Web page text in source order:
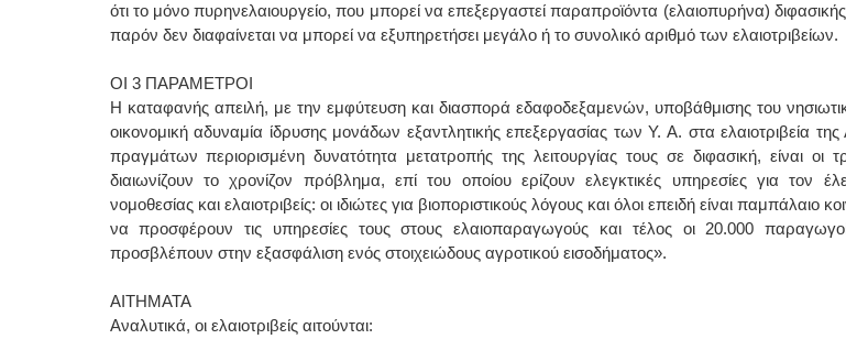
ότι το μόνο πυρηνελαιουργείο, που μπορεί να επεξεργαστεί παραπροϊόντα (ελαιοπυρήνα)
παρόν δεν διαφαίνεται να μπορεί να εξυπηρετήσει μεγάλο ή το συνολικό αριθμό των ελαιοτριβείων.
ΟΙ 3 ΠΑΡΑΜΕΤΡΟΙ
Η καταφανής απειλή, με την εμφύτευση και διασπορά εδαφοδεξαμενών, υποβάθμισης του
οικονομική αδυναμία ίδρυσης μονάδων εξαντλητικής επεξεργασίας των Υ. Α. στα ελαιοτριβεία
πραγμάτων περιορισμένη δυνατότητα μετατροπής της λειτουργίας τους σε διφασική, είναι οι
διαιωνίζουν το χρονίζον πρόβλημα, επί του οποίου ερίζουν ελεγκτικές υπηρεσίες για τον
νομοθεσίας και ελαιοτριβείς: οι ιδιώτες για βιοποριστικούς λόγους και όλοι επειδή είναι παμπάλαιο
να προσφέρουν τις υπηρεσίες τους στους ελαιοπαραγωγούς και τέλος οι 20.000
προσβλέπουν στην εξασφάλιση ενός στοιχειώδους αγροτικού εισοδήματος».
ΑΙΤΗΜΑΤΑ
Αναλυτικά, οι ελαιοτριβείς αιτούνται: